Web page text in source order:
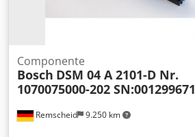
Remscheid 9.250 km
Componente
Bosch DSM 04 A 2101-D Nr.
1070075000-202 SN:001299671